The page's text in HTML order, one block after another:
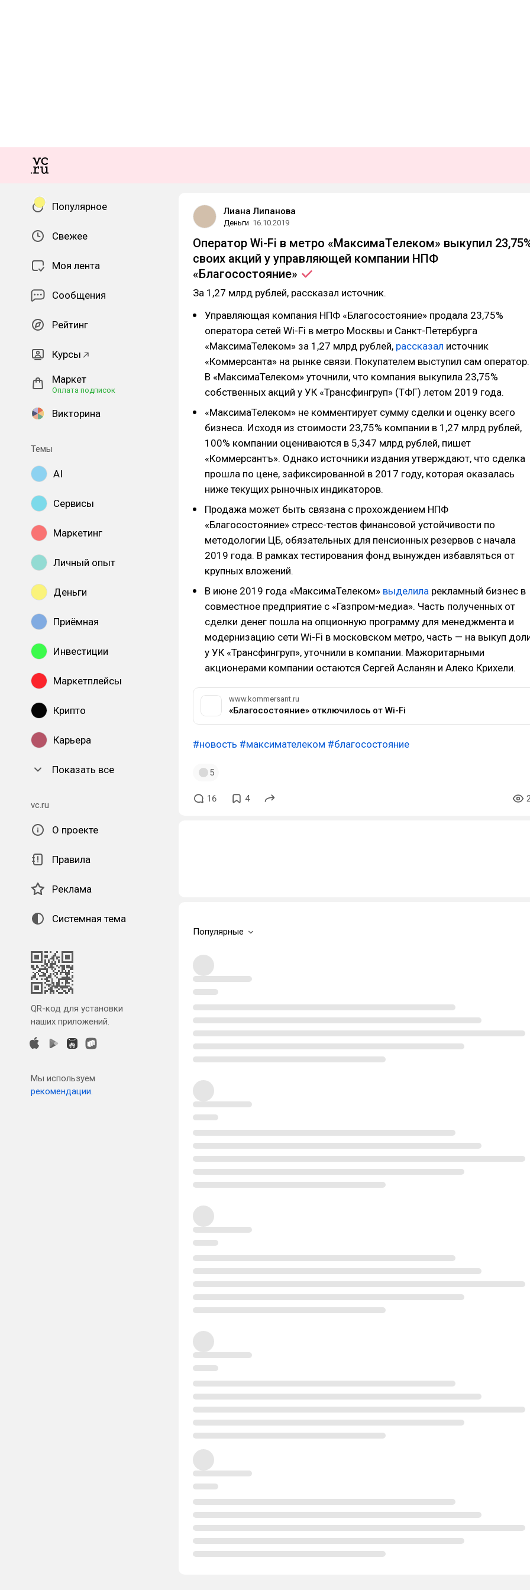
Популярное
Свежее
Моя лента
Сообщения
Рейтинг
Курсы
Маркет
Оплата подписок
Викторина
Темы
AI
Сервисы
Маркетинг
Личный опыт
Деньги
Приёмная
Инвестиции
Маркетплейсы
Крипто
Карьера
Показать все
vc.ru
О проекте
Правила
Реклама
Системная тема
QR-код для установки
наших приложений.
Мы используем
рекомендации.
Лиана Липанова
Деньги 16.10.2019
Оператор Wi-Fi в метро «МаксимаТелеком» выкупил
своих акций у управляющей компании НПФ
«Благосостояние»
За 1,27 млрд рублей, рассказал источник.
Управляющая компания НПФ «Благосостояние» продала 23,75%
оператора сетей Wi-Fi в метро Москвы и Санкт-Петербурга
«МаксимаТелеком» за 1,27 млрд рублей, рассказал источник
«Коммерсанта» на рынке связи. Покупателем выступил сам оператор.
В «МаксимаТелеком» уточнили, что компания выкупила 23,75%
собственных акций у УК «Трансфингруп» (ТФГ) летом 2019 года.
«МаксимаТелеком» не комментирует сумму сделки и оценку всего
бизнеса. Исходя из стоимости 23,75% компании в 1,27 млрд рублей,
100% компании оцениваются в 5,347 млрд рублей, пишет
«Коммерсантъ». Однако источники издания утверждают, что сделка
прошла по цене, зафиксированной в 2017 году, которая оказалась
ниже текущих рыночных индикаторов.
Продажа может быть связана с прохождением НПФ
«Благосостояние» стресс-тестов финансовой устойчивости по
методологии ЦБ, обязательных для пенсионных резервов с начала
2019 года. В рамках тестирования фонд вынужден избавляться от
крупных вложений.
В июне 2019 года «МаксимаТелеком» выделила рекламный бизнес в
совместное предприятие с «Газпром-медиа». Часть полученных от
сделки денег пошла на опционную программу для менеджмента и
модернизацию сети Wi-Fi в московском метро, часть — на выкуп
у УК «Трансфингруп», уточнили в компании. Мажоритарными
акционерами компании остаются Сергей Асланян и Алеко Крихели.
www.kommersant.ru
«Благосостояние» отключилось от Wi-Fi
#новость #максимателеком #благосостояние
5
16 4
Популярные